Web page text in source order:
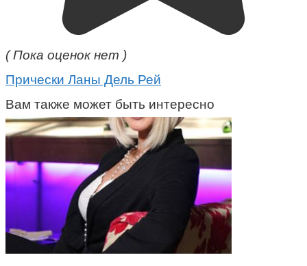
( Пока оценок нет )
Прически Ланы Дель Рей
Вам также может быть интересно